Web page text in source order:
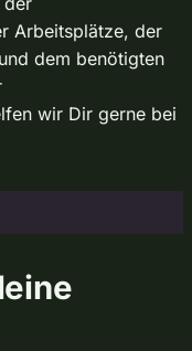
Arbeitsplätze, der
dem benötigten
wir Dir gerne bei